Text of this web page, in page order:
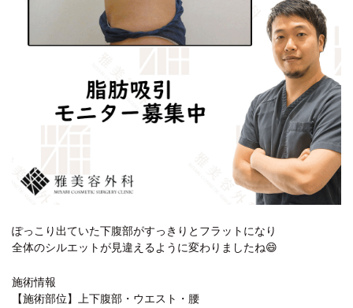
ぽっこり出ていた下腹部がすっきりとフラットになり
全体のシルエットが見違えるように変わりましたね😄
施術情報
【施術部位】上下腹部・ウエスト・腰